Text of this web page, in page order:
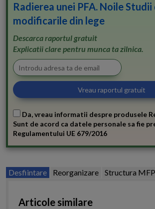
Radierea unei PFA. Noile Studii
modificarile din lege
Descarca raportul gratuit
Explicatii clare pentru munca ta zilnica.
Da, vreau informatii despre produsele
Sunt de acord ca datele personale sa fie
Regulamentului UE 679/2016
Desfiintare Reorganizare Structura MFP
Articole similare